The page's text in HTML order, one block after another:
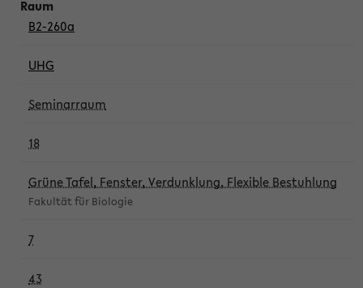
B2-260a
UHG
Seminarraum
18
Grüne Tafel, Fenster, Verdunklung, Flexible Bestuhlung
Fakultät für Biologie
7
43